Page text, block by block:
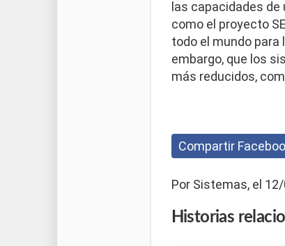
las capacidades
como el proyecto
todo el mundo
embargo, que los
más reducidos,
Compartir
Por Sistemas, el
Historias